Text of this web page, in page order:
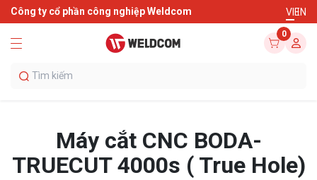
Công ty cổ phần công nghiệp Weldcom VIEN
0
Máy cắt CNC BODA-
TRUECUT 4000s ( True Hole)